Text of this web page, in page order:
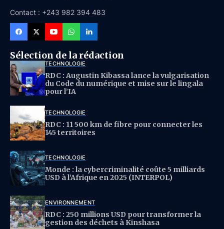
Contact : +243 982 394 483
Sélection de la rédaction
TECHNOLOGIE
RDC : Augustin Kibassa lance la vulgarisation
du Code du numérique et mise sur le lingala
pour l’IA
TECHNOLOGIE
RDC : 11 500 km de fibre pour connecter les
145 territoires
TECHNOLOGIE
Monde : la cybercriminalité coûte 5 milliards
USD à l’Afrique en 2025 (INTERPOL)
ENVIRONNEMENT
RDC : 250 millions USD pour transformer la
gestion des déchets à Kinshasa